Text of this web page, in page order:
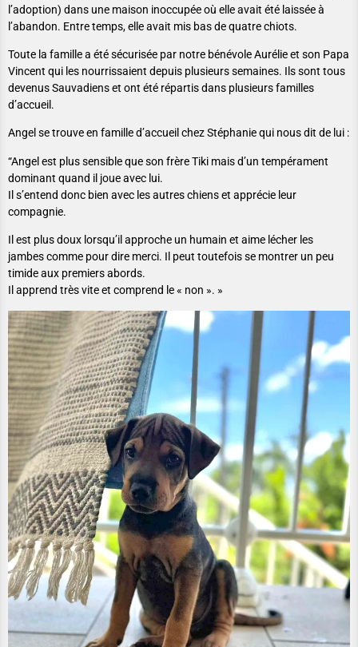
l’adoption) dans une maison inoccupée où elle avait été laissée à
l’abandon. Entre temps, elle avait mis bas de quatre chiots.
Toute la famille a été sécurisée par notre bénévole Aurélie et son Papa
Vincent qui les nourrissaient depuis plusieurs semaines. Ils sont tous
devenus Sauvadiens et ont été répartis dans plusieurs familles
d’accueil.
Angel se trouve en famille d’accueil chez Stéphanie qui nous dit de lui :
“Angel est plus sensible que son frère Tiki mais d’un tempérament
dominant quand il joue avec lui.
Il s’entend donc bien avec les autres chiens et apprécie leur
compagnie.
Il est plus doux lorsqu’il approche un humain et aime lécher les
jambes comme pour dire merci. Il peut toutefois se montrer un peu
timide aux premiers abords.
Il apprend très vite et comprend le « non ». »